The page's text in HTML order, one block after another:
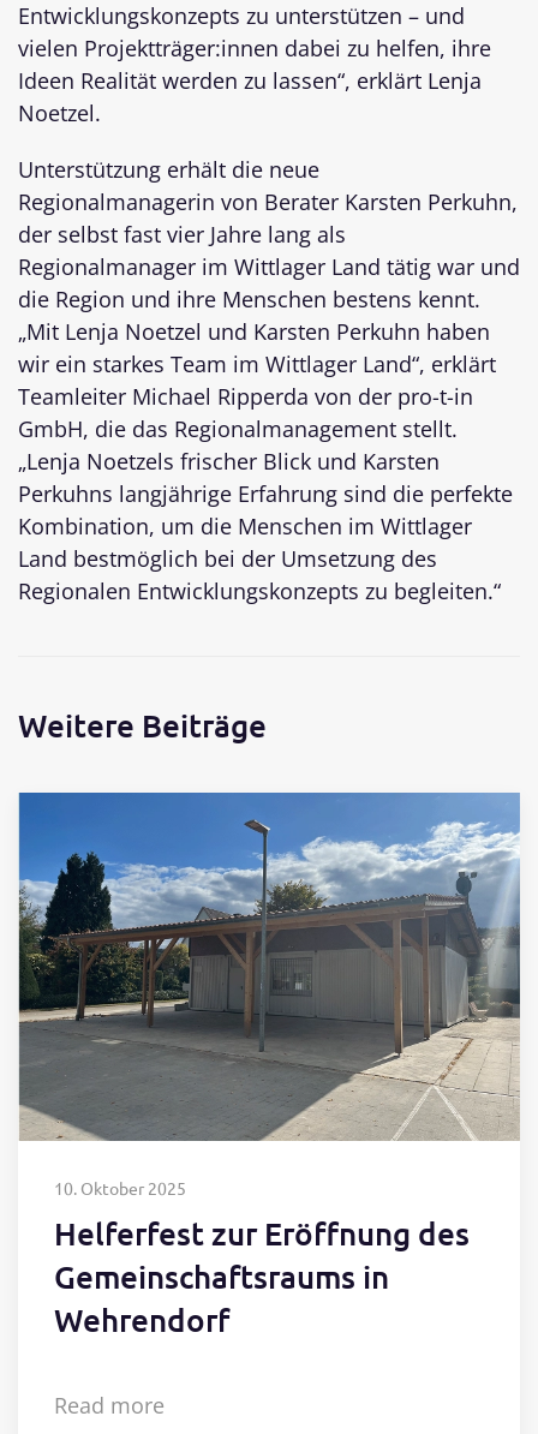
Entwicklungskonzepts zu unterstützen – und
vielen Projektträger:innen dabei zu helfen, ihre
Ideen Realität werden zu lassen“, erklärt Lenja
Noetzel.
Unterstützung erhält die neue
Regionalmanagerin von Berater Karsten Perkuhn,
der selbst fast vier Jahre lang als
Regionalmanager im Wittlager Land tätig war und
die Region und ihre Menschen bestens kennt.
„Mit Lenja Noetzel und Karsten Perkuhn haben
wir ein starkes Team im Wittlager Land“, erklärt
Teamleiter Michael Ripperda von der pro-t-in
GmbH, die das Regionalmanagement stellt.
„Lenja Noetzels frischer Blick und Karsten
Perkuhns langjährige Erfahrung sind die perfekte
Kombination, um die Menschen im Wittlager
Land bestmöglich bei der Umsetzung des
Regionalen Entwicklungskonzepts zu begleiten.“
Weitere Beiträge
10. Oktober 2025
Helferfest zur Eröffnung des
Gemeinschaftsraums in
Wehrendorf
Read more